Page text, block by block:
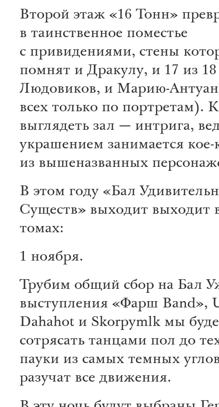
Второй этаж «16 Тонн»
в таинственное поместье
с привидениями, стены
помнят и Дракулу, и 17 из 18
Людовиков, и Марию-
всех только по портретам).
выглядеть зал — интрига,
украшением занимается кое-
из вышеназванных
В этом году «Бал
Существ» выходит выходит
томах:
1 ноября.
Трубим общий сбор на Бал
выступления «Фарш Band»,
Dahahot и Skorpymlk мы
сотрясать танцами пол до
пауки из самых темных
разучат все движения.